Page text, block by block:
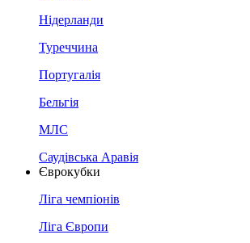
Нідерланди
Туреччина
Португалія
Бельгія
МЛС
Саудівська Аравія
Єврокубки
Ліга чемпіонів
Ліга Європи